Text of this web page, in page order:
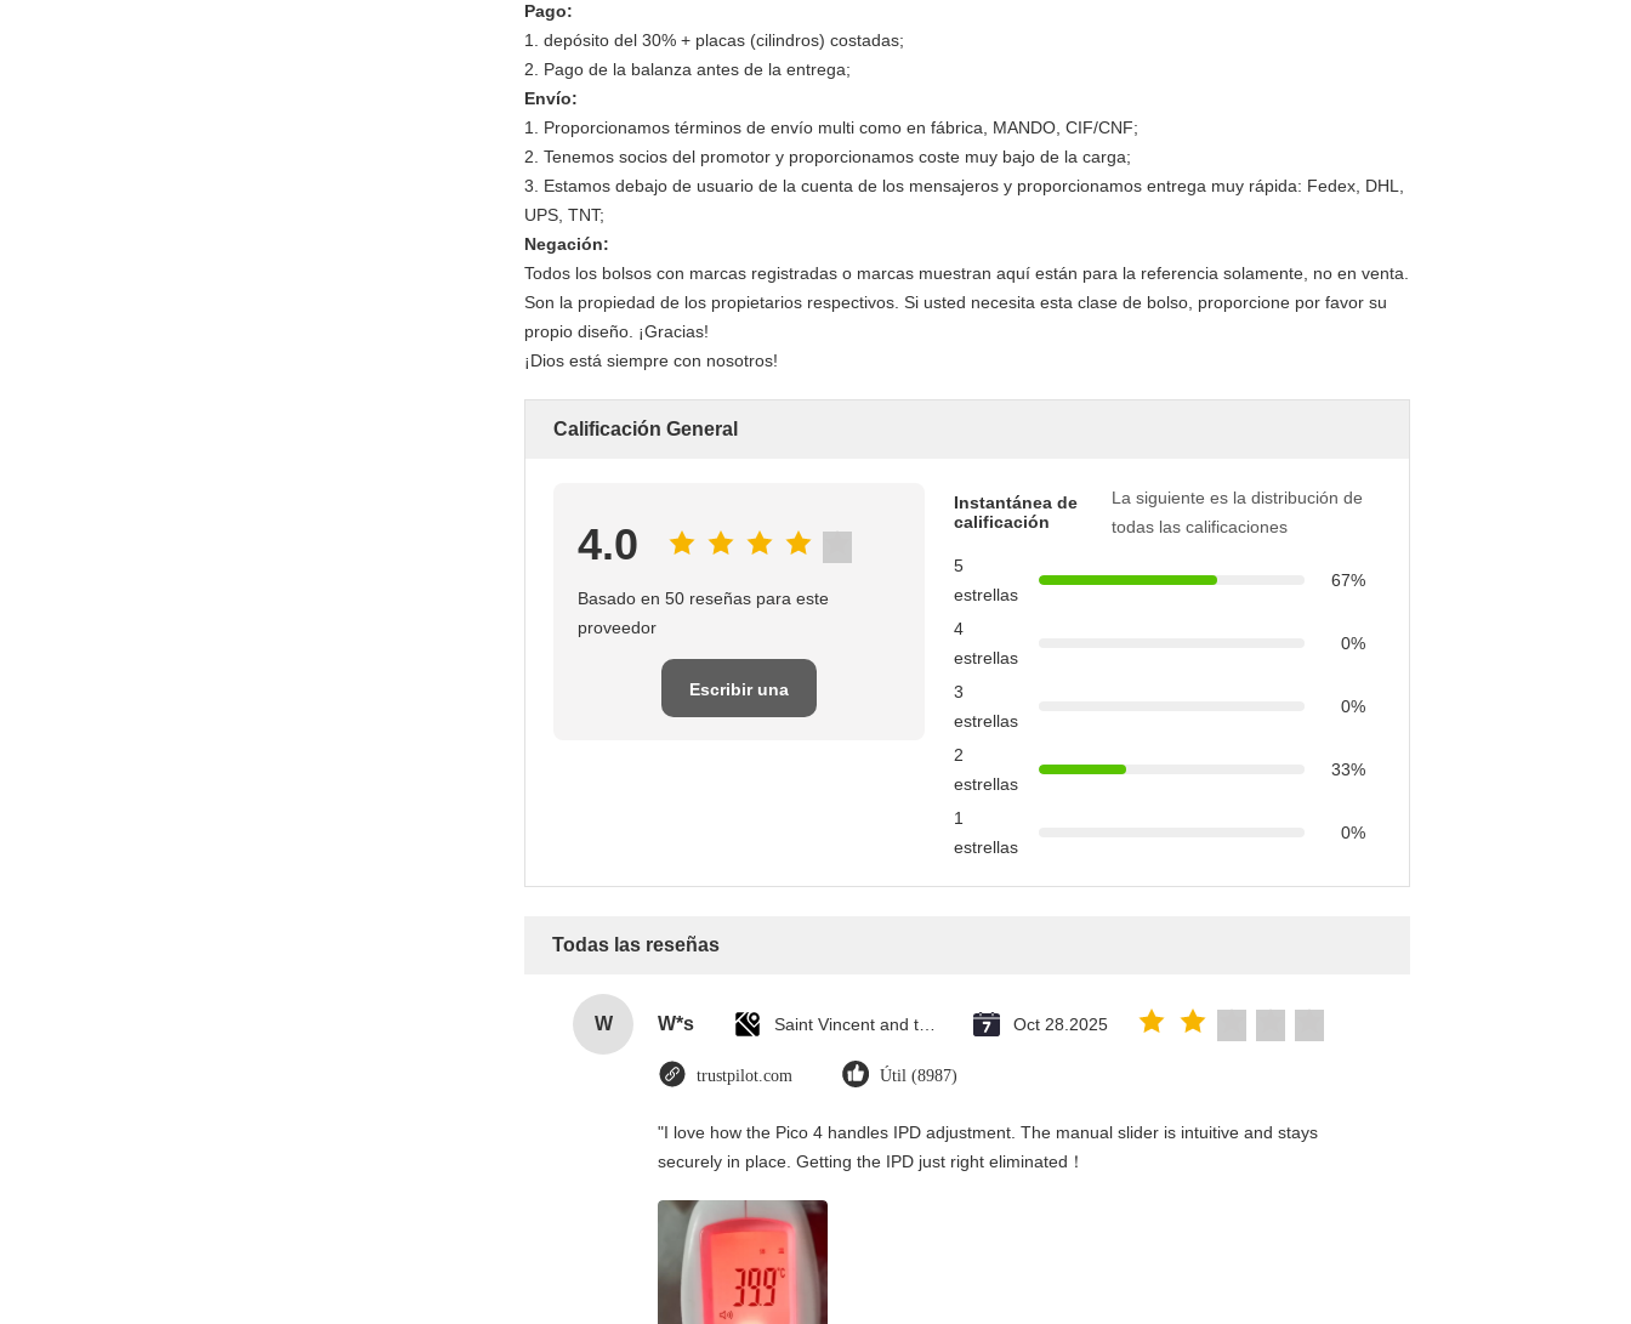
Pago:
1. depósito del 30% + placas (cilindros) costadas;
2. Pago de la balanza antes de la entrega;
Envío:
1. Proporcionamos términos de envío multi como en fábrica, MANDO, CIF/CNF;
2. Tenemos socios del promotor y proporcionamos coste muy bajo de la carga;
3. Estamos debajo de usuario de la cuenta de los mensajeros y proporcionamos entrega muy rápida: Fedex, DHL,
UPS, TNT;
Negación:
Todos los bolsos con marcas registradas o marcas muestran aquí están para la referencia solamente, no en venta.
Son la propiedad de los propietarios respectivos. Si usted necesita esta clase de bolso, proporcione por favor su
propio diseño. ¡Gracias!
¡Dios está siempre con nosotros!
Calificación General
4.0
Basado en 50 reseñas para este
proveedor
Escribir una
Instantánea de
calificación
La siguiente es la distribución de
todas las calificaciones
5
estrellas
67%
4
estrellas
0%
3
estrellas
0%
2
estrellas
33%
1
estrellas
0%
Todas las reseñas
W W*s Oct 28.2025
trustpilot.com Útil (8987)
"I love how the Pico 4 handles IPD adjustment. The manual slider is intuitive and stays
securely in place. Getting the IPD just right eliminated！